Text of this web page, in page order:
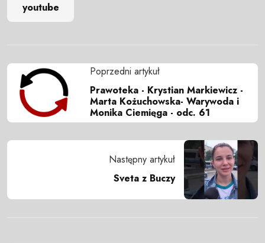
youtube
Poprzedni artykuł
Prawoteka - Krystian Markiewicz -
Marta Kożuchowska- Warywoda i
Monika Ciemięga - odc. 61
Następny artykuł
Sveta z Buczy